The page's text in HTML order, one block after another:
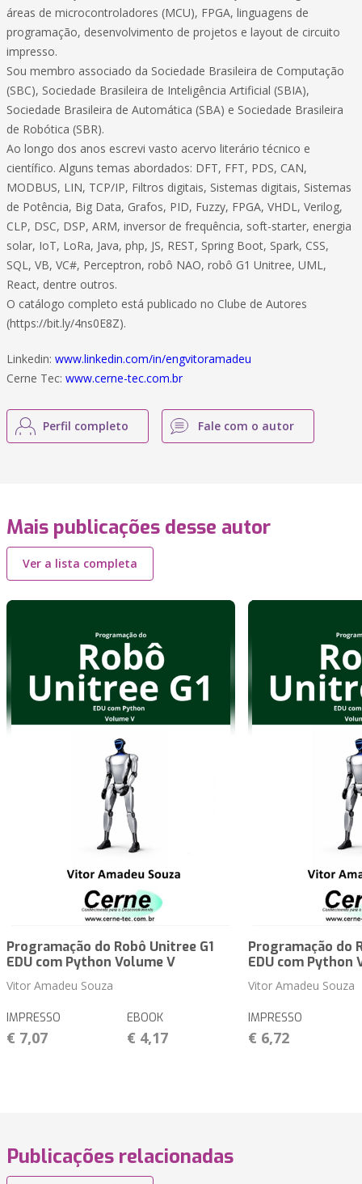
áreas de microcontroladores (MCU), FPGA, linguagens de
programação, desenvolvimento de projetos e layout de circuito
impresso.
Sou membro associado da Sociedade Brasileira de Computação
(SBC), Sociedade Brasileira de Inteligência Artificial (SBIA),
Sociedade Brasileira de Automática (SBA) e Sociedade Brasileira
de Robótica (SBR).
Ao longo dos anos escrevi vasto acervo literário técnico e
científico. Alguns temas abordados: DFT, FFT, PDS, CAN,
MODBUS, LIN, TCP/IP, Filtros digitais, Sistemas digitais, Sistemas
de Potência, Big Data, Grafos, PID, Fuzzy, FPGA, VHDL, Verilog,
CLP, DSC, DSP, ARM, inversor de frequência, soft-starter, energia
solar, IoT, LoRa, Java, php, JS, REST, Spring Boot, Spark, CSS,
SQL, VB, VC#, Perceptron, robô NAO, robô G1 Unitree, UML,
React, dentre outros.
O catálogo completo está publicado no Clube de Autores
(https://bit.ly/4ns0E8Z).
Linkedin: www.linkedin.com/in/engvitoramadeu
Cerne Tec: www.cerne-tec.com.br
Perfil completo Fale com o autor
Mais publicações desse autor
Ver a lista completa
Programação do Robô Unitree G1
EDU com Python Volume V
Vitor Amadeu Souza
IMPRESSO
€ 7,07
EBOOK
€ 4,17
Programação do
EDU com Python
Vitor Amadeu Souza
IMPRESSO
€ 6,72
Publicações relacionadas